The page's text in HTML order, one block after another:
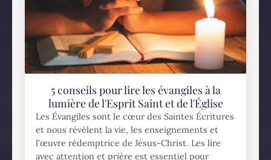
5 conseils pour lire les évangiles à la
lumière de l'Esprit Saint et de l'Église
Les Évangiles sont le cœur des Saintes Écritures
et nous révèlent la vie, les enseignements et
l’œuvre rédemptrice de Jésus-Christ. Les lire
avec attention et prière est essentiel pour